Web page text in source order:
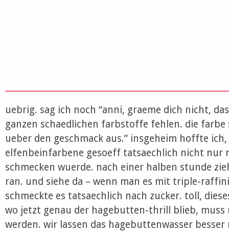
uebrig. sag ich noch “anni, graeme dich nicht,
ganzen schaedlichen farbstoffe fehlen. die
ueber den geschmack aus.” insgeheim hoffte ich,
elfenbeinfarbene gesoeff tatsaechlich nicht nur
schmecken wuerde. nach einer halben stunde
ran. und siehe da – wenn man es mit triple-
schmeckte es tatsaechlich nach zucker. toll,
wo jetzt genau der hagebutten-thrill blieb, muss
werden. wir lassen das hagebuttenwasser